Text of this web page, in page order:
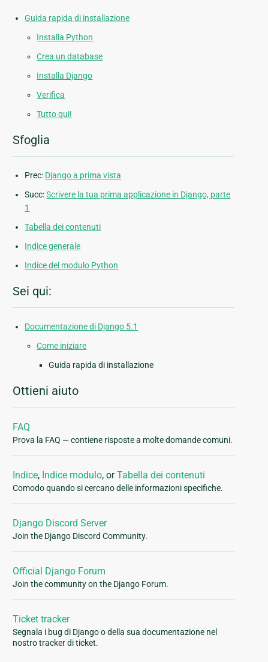
Guida rapida di installazione
Installa Python
Crea un database
Installa Django
Verifica
Tutto qui!
Sfoglia
Prec: Django a prima vista
Succ:Scrivere la tua prima applicazione in Django, parte
1
Tabella dei contenuti
Indice generale
Indice del modulo Python
Sei qui:
Documentazione di Django 5.1
Come iniziare
Guida rapida di installazione
Ottieni aiuto
FAQ
Prova la FAQ — contiene risposte a molte domande comuni.
Indice, Indice modulo, orTabella dei contenuti
Comodo quando si cercano delle informazioni specifiche.
Django Discord Server
Join the Django Discord Community.
Official Django Forum
Join the community on the Django Forum.
Ticket tracker
Segnala i bug di Django o della sua documentazione nel
nostro tracker di ticket.